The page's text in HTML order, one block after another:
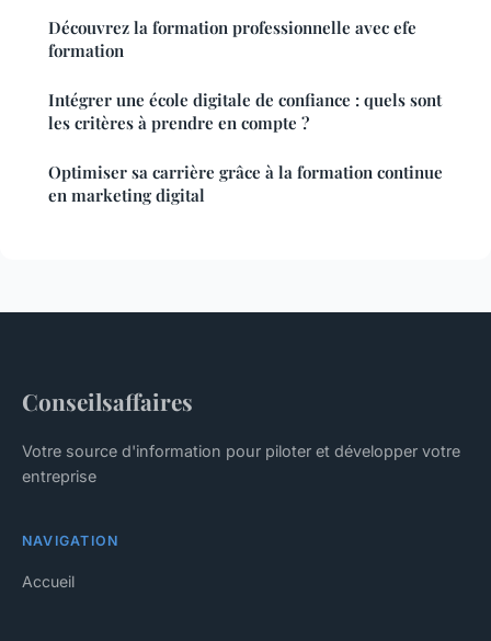
Découvrez la formation professionnelle avec efe
formation
Intégrer une école digitale de confiance : quels sont
les critères à prendre en compte ?
Optimiser sa carrière grâce à la formation continue
en marketing digital
Conseilsaffaires
Votre source d'information pour piloter et développer votre
entreprise
NAVIGATION
Accueil